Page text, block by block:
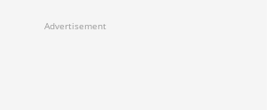
Advertisement